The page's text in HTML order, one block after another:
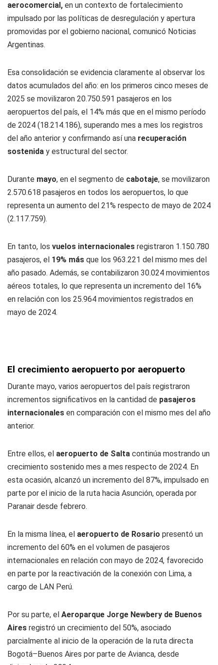
aerocomercial, en un contexto de fortalecimiento
impulsado por las políticas de desregulación y apertura
promovidas por el gobierno nacional, comunicó Noticias
Argentinas.
Esa consolidación se evidencia claramente al observar los
datos acumulados del año: en los primeros cinco meses de
2025 se movilizaron 20.750.591 pasajeros en los
aeropuertos del país, el 14% más que en el mismo período
de 2024 (18.214.186), superando mes a mes los registros
del año anterior y confirmando así una recuperación
sostenida y estructural del sector.
Durante mayo, en el segmento de cabotaje, se movilizaron
2.570.618 pasajeros en todos los aeropuertos, lo que
representa un aumento del 21% respecto de mayo de 2024
(2.117.759).
En tanto, los vuelos internacionales registraron 1.150.780
pasajeros, el 19% más que los 963.221 del mismo mes del
año pasado. Además, se contabilizaron 30.024 movimientos
aéreos totales, lo que representa un incremento del 16%
en relación con los 25.964 movimientos registrados en
mayo de 2024.
El crecimiento aeropuerto por aeropuerto
Durante mayo, varios aeropuertos del país registraron
incrementos significativos en la cantidad de pasajeros
internacionales en comparación con el mismo mes del año
anterior.
Entre ellos, el aeropuerto de Salta continúa mostrando un
crecimiento sostenido mes a mes respecto de 2024. En
esta ocasión, alcanzó un incremento del 87%, impulsado en
parte por el inicio de la ruta hacia Asunción, operada por
Paranair desde febrero.
En la misma línea, el aeropuerto de Rosario presentó un
incremento del 60% en el volumen de pasajeros
internacionales en relación con mayo de 2024, favorecido
en parte por la reactivación de la conexión con Lima, a
cargo de LAN Perú.
Por su parte, el Aeroparque Jorge Newbery de Buenos
Aires registró un crecimiento del 50%, asociado
parcialmente al inicio de la operación de la ruta directa
Bogotá–Buenos Aires por parte de Avianca, desde